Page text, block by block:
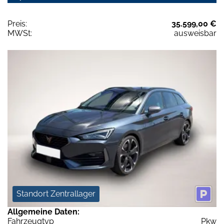
Preis:
35.599,00 €
MWSt:
ausweisbar
Standort Zentrallager
Allgemeine Daten:
Fahrzeugtyp
Pkw